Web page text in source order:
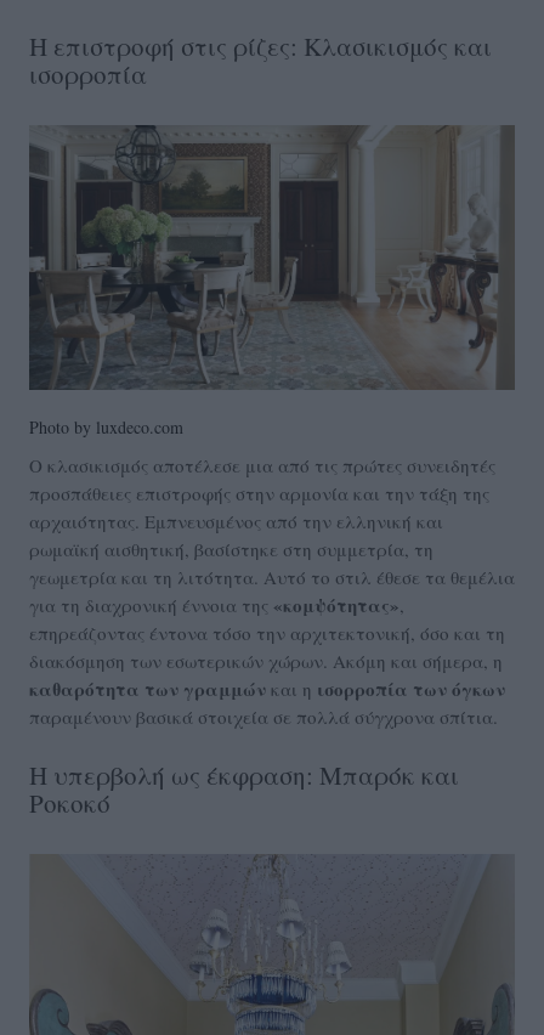
Η επιστροφή στις ρίζες: Κλασικισμός και
ισορροπία
Photo by luxdeco.com
Ο κλασικισμός αποτέλεσε μια από τις πρώτες συνειδητές
προσπάθειες επιστροφής στην αρμονία και την τάξη της
αρχαιότητας. Εμπνευσμένος από την ελληνική και
ρωμαϊκή αισθητική, βασίστηκε στη συμμετρία, τη
γεωμετρία και τη λιτότητα. Αυτό το στιλ έθεσε τα θεμέλια
για τη διαχρονική έννοια της «κομψότητας»
επηρεάζοντας έντονα τόσο την αρχιτεκτονική, όσο και τη
διακόσμηση των εσωτερικών χώρων. Ακόμη και σήμερα, η
καθαρότητα των γραμμών και η ισορροπία των όγκων
παραμένουν βασικά στοιχεία σε πολλά σύγχρονα σπίτια.
Η υπερβολή ως έκφραση: Μπαρόκ και
Ροκοκό